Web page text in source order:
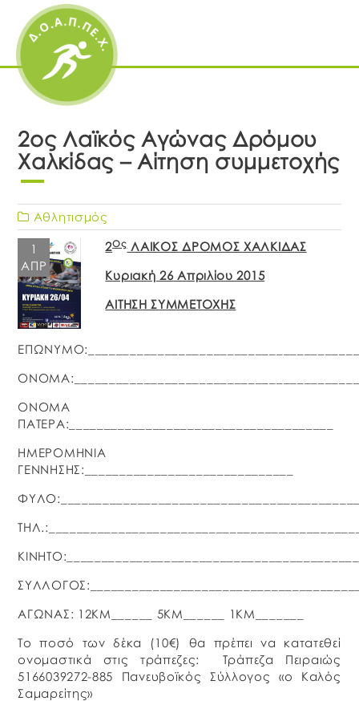
2ος Λαϊκός Αγώνας Δρόμου
Χαλκίδας – Αίτηση συμμετοχής
Αθλητισμός
1
ΑΠΡ
2ΟςΛΑΙΚΟΣ ΔΡΟΜΟΣ ΧΑΛΚΙΔΑΣ
Κυριακή 26 Απριλίου 2015
ΑΙΤΗΣΗ ΣΥΜΜΕΤΟΧΗΣ
ΟΝΟΜΑ
ΠΑΤΕΡΑ:______________________________________
ΗΜΕΡΟΜΗΝΙΑ
ΓΕΝΝΗΣΗΣ:______________________________
ΑΓΩΝΑΣ: 12ΚΜ______ 5ΚΜ______ 1ΚΜ_______
Το ποσό των δέκα (10€) θα πρέπει να κατατεθεί
ονομαστικά στις τράπεζες: Τράπεζα Πειραιώς
5166039272-885 Πανευβοϊκός Σύλλογος «ο Καλός
Σαμαρείτης»